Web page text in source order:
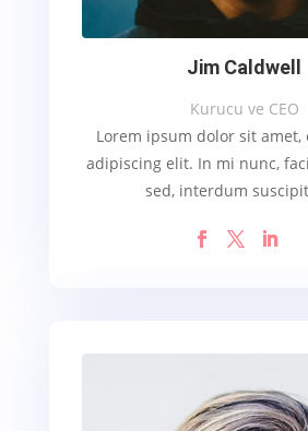
Jim Caldwell
Kurucu ve CEO
Lorem ipsum dolor sit amet,
adipiscing elit. In mi nunc,
sed, interdum